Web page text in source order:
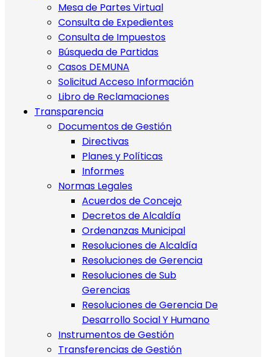
Mesa de Partes Virtual
Consulta de Expedientes
Consulta de Impuestos
Búsqueda de Partidas
Casos DEMUNA
Solicitud Acceso Información
Libro de Reclamaciones
Transparencia
Documentos de Gestión
Directivas
Planes y Políticas
Informes
Normas Legales
Acuerdos de Concejo
Decretos de Alcaldía
Ordenanzas Municipal
Resoluciones de Alcaldía
Resoluciones de Gerencia
Resoluciones de Sub
Gerencias
Resoluciones de Gerencia De
Desarrollo Social Y Humano
Instrumentos de Gestión
Transferencias de Gestión